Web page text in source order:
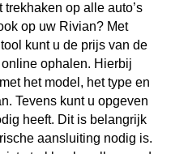
op alle auto’s
op uw Rivian? Met
kunt u de prijs van de
ophalen. Hierbij
het model, het type en
Tevens kunt u opgeven
heeft. Dit is belangrijk
aansluiting nodig is.